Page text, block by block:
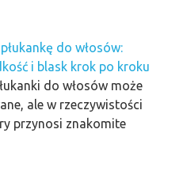
do włosów:
i blask krok po kroku
do włosów może
ale w rzeczywistości
przynosi znakomite